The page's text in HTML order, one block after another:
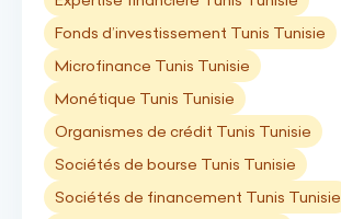
Fonds d’investissement Tunis Tunisie
Microfinance Tunis Tunisie
Monétique Tunis Tunisie
Organismes de crédit Tunis Tunisie
Sociétés de bourse Tunis Tunisie
Sociétés de financement Tunis Tunisie